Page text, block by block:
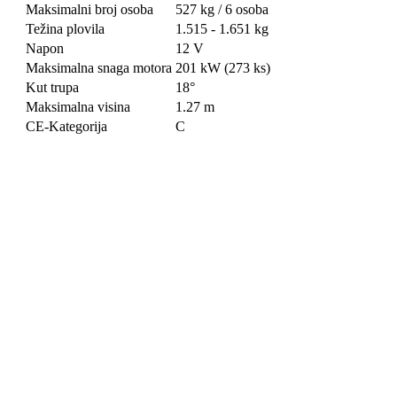
Maksimalni broj osoba
527 kg / 6 osoba
Težina plovila
1.515 - 1.651 kg
Napon
12 V
Maksimalna snaga motora 201 kW (273 ks)
Kut trupa
18°
Maksimalna visina
1.27 m
CE-Kategorija
C